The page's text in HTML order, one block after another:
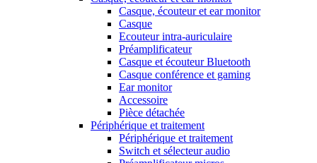
Casque, écouteur et ear monitor
Casque
Ecouteur intra-auriculaire
Préamplificateur
Casque et écouteur Bluetooth
Casque conférence et gaming
Ear monitor
Accessoire
Pièce détachée
Périphérique et traitement
Périphérique et traitement
Switch et sélecteur audio